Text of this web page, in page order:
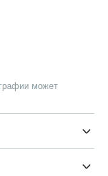
может